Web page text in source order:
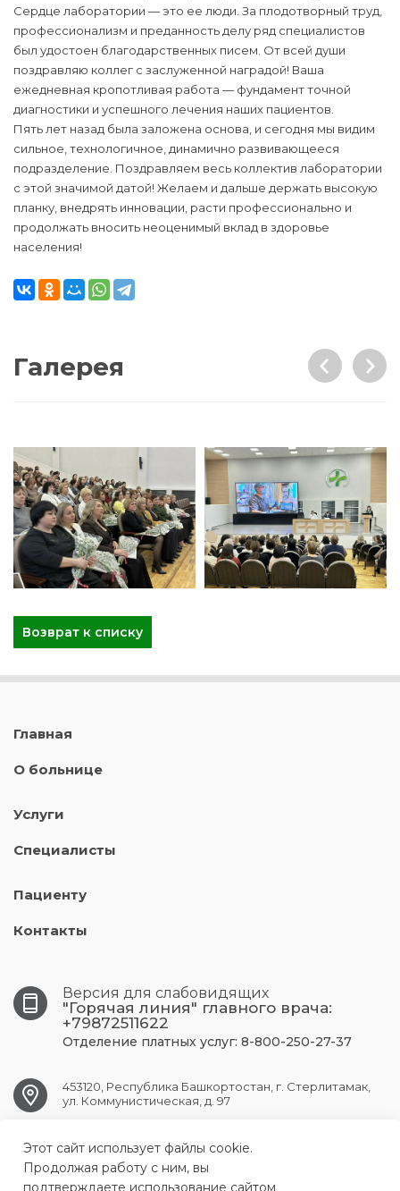
Сердце лаборатории — это ее люди. За плодотворный труд,
профессионализм и преданность делу ряд специалистов
был удостоен благодарственных писем. От всей души
поздравляю коллег с заслуженной наградой! Ваша
ежедневная кропотливая работа — фундамент точной
диагностики и успешного лечения наших пациентов.
Пять лет назад была заложена основа, и сегодня мы видим
сильное, технологичное, динамично развивающееся
подразделение. Поздравляем весь коллектив лаборатории
с этой значимой датой! Желаем и дальше держать высокую
планку, внедрять инновации, расти профессионально и
продолжать вносить неоценимый вклад в здоровье
населения!
Галерея
Возврат к списку
Главная
О больнице
Услуги
Специалисты
Пациенту
Контакты
Версия для слабовидящих
"Горячая линия" главного врача:
+79872511622
Отделение платных услуг: 8-800-250-27-37
453120, Республика Башкортостан, г. Стерлитамак,
ул. Коммунистическая, д. 97
str.gkb1@doctorrb.ru
Этот сайт использует файлы cookie.
Продолжая работу с ним, вы
подтверждаете использование сайтом